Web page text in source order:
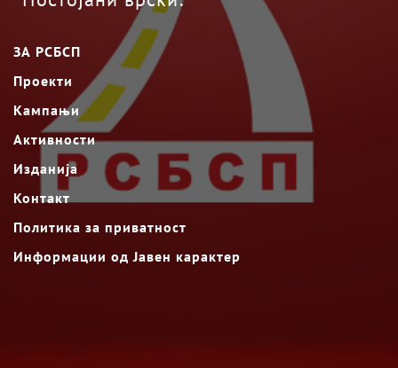
ЗА РСБСП
Проекти
Кампањи
Активности
Изданија
Контакт
Политика за приватност
Информации од Јавен карактер